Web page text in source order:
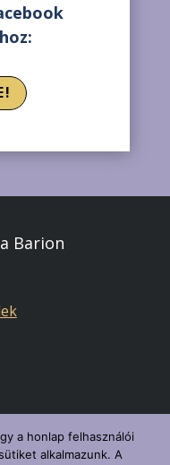
Barion
a honlap felhasználói
alkalmazunk. A